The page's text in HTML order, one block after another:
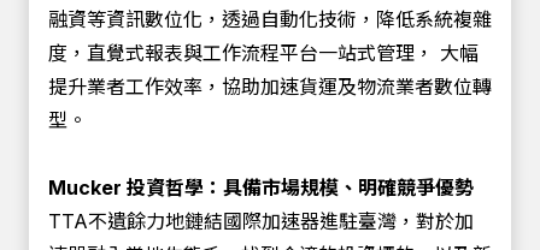
融資等資訊數位化，透過自動化技術，降低系統複雜
度，直覺式報表與工作流程平台一站式管理， 大幅
提升業者工作效率，協助加速貨運及物流業者數位轉
型。
Mucker 投資哲學：具備市場規模、明確競爭優勢
TTA不遺餘力地鏈結國際加速器進駐臺灣，對於加